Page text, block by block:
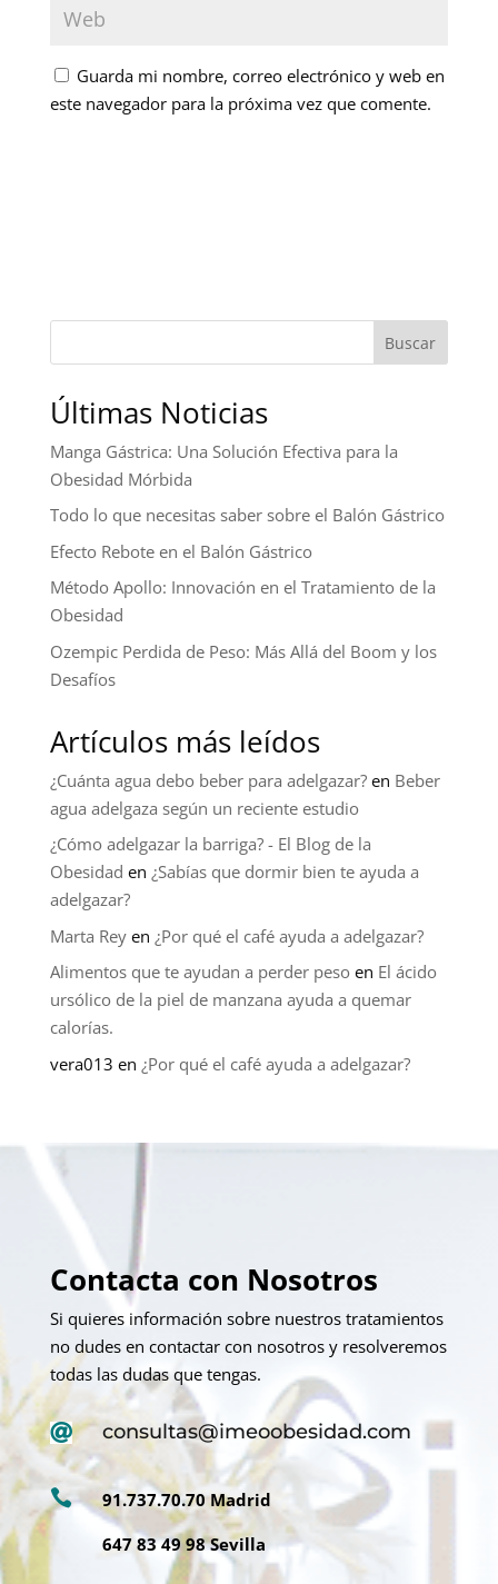
Guarda mi nombre, correo electrónico y web en
este navegador para la próxima vez que comente.
Buscar
Últimas Noticias
Manga Gástrica: Una Solución Efectiva para la
Obesidad Mórbida
Todo lo que necesitas saber sobre el Balón Gástrico
Efecto Rebote en el Balón Gástrico
Método Apollo: Innovación en el Tratamiento de la
Obesidad
Ozempic Perdida de Peso: Más Allá del Boom y los
Desafíos
Artículos más leídos
¿Cuánta agua debo beber para adelgazar?en Beber
agua adelgaza según un reciente estudio
¿Cómo adelgazar la barriga? - El Blog de la
Obesidad en ¿Sabías que dormir bien te ayuda a
adelgazar?
Marta Reyen ¿Por qué el café ayuda a adelgazar?
Alimentos que te ayudan a perder pesoen El ácido
ursólico de la piel de manzana ayuda a quemar
calorías.
vera013 en ¿Por qué el café ayuda a adelgazar?
Contacta con Nosotros
Si quieres información sobre nuestros tratamientos
no dudes en contactar con nosotros y resolveremos
todas las dudas que tengas.
 consultas@imeoobesidad.com

91.737.70.70 Madrid
647 83 49 98 Sevilla